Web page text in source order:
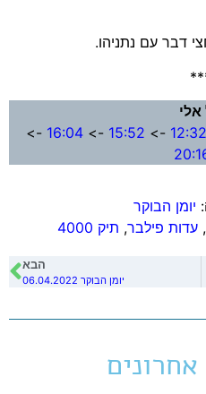
דבר עם נתניהו.
12:32
->
15:52
->
16:04
->
יומן הבוקר
, עדות פילבר, תיק 4000
הבא
יומן הבוקר 06.04.2022